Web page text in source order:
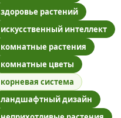
здоровье растений
искусственный интеллект
комнатные растения
комнатные цветы
корневая система
ландшафтный дизайн